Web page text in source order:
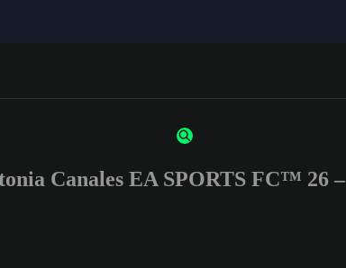
of 3 characters or numbers
Canales EA SPORTS FC™ 26 –